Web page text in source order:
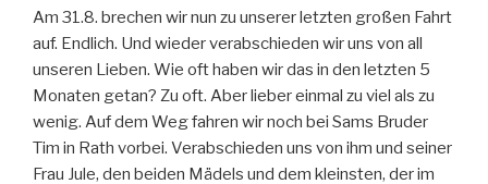
Am 31.8. brechen wir nun zu unserer letzten großen Fahrt
auf. Endlich. Und wieder verabschieden wir uns von all
unseren Lieben. Wie oft haben wir das in den letzten 5
Monaten getan? Zu oft. Aber lieber einmal zu viel als zu
wenig. Auf dem Weg fahren wir noch bei Sams Bruder
Tim in Rath vorbei. Verabschieden uns von ihm und seiner
Frau Jule, den beiden Mädels und dem kleinsten, der im